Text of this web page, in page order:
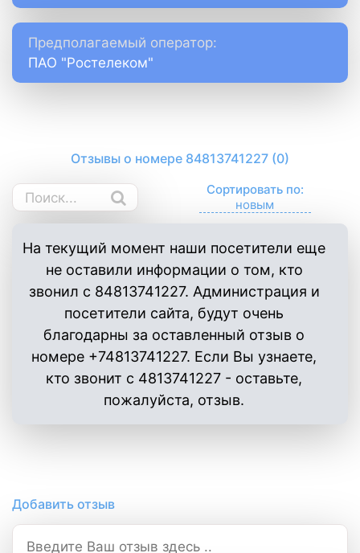
Предполагаемый оператор:
ПАО "Ростелеком"
Отзывы о номере 84813741227 (0)
Сортировать по:
На текущий момент наши посетители еще
не оставили информации о том, кто
звонил с 84813741227. Администрация и
посетители сайта, будут очень
благодарны за оставленный отзыв о
номере +74813741227. Если Вы узнаете,
кто звонит с 4813741227 - оставьте,
пожалуйста, отзыв.
Добавить отзыв